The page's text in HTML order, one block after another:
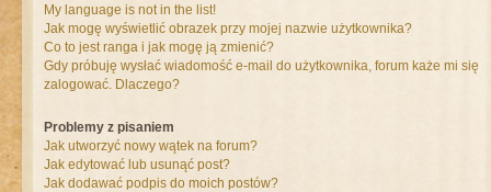
My language is not in the list!
Jak mogę wyświetlić obrazek przy mojej nazwie użytkownika?
Co to jest ranga i jak mogę ją zmienić?
Gdy próbuję wysłać wiadomość e-mail do użytkownika, forum każe mi się
zalogować. Dlaczego?
Problemy z pisaniem
Jak utworzyć nowy wątek na forum?
Jak edytować lub usunąć post?
Jak dodawać podpis do moich postów?